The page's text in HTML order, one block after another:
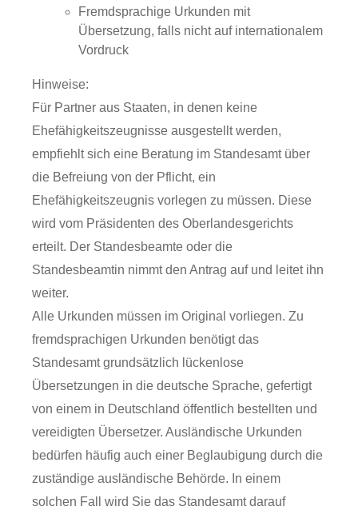
Fremdsprachige Urkunden mit
Übersetzung, falls nicht auf internationalem
Vordruck
Hinweise:
Für Partner aus Staaten, in denen keine
Ehefähigkeitszeugnisse ausgestellt werden,
empfiehlt sich eine Beratung im Standesamt über
die Befreiung von der Pflicht, ein
Ehefähigkeitszeugnis vorlegen zu müssen. Diese
wird vom Präsidenten des Oberlandesgerichts
erteilt. Der Standesbeamte oder die
Standesbeamtin nimmt den Antrag auf und leitet ihn
weiter.
Alle Urkunden müssen im Original vorliegen. Zu
fremdsprachigen Urkunden benötigt das
Standesamt grundsätzlich lückenlose
Übersetzungen in die deutsche Sprache, gefertigt
von einem in Deutschland öffentlich bestellten und
vereidigten Übersetzer. Ausländische Urkunden
bedürfen häufig auch einer Beglaubigung durch die
zuständige ausländische Behörde. In einem
solchen Fall wird Sie das Standesamt darauf